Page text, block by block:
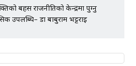
बहस राजनीतिको केन्द्रमा पुग्नु
उपलब्धि– डा बाबुराम भट्टराई